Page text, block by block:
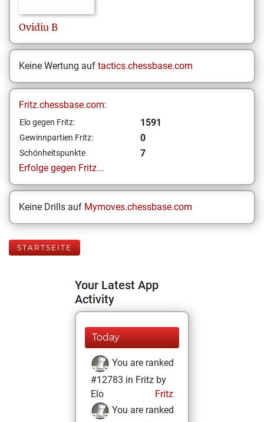
Ovidiu B
Keine Wertung auf tactics.chessbase.com
Fritz.chessbase.com:
Elo gegen Fritz: 1591
Gewinnpartien Fritz: 0
Schönheitspunkte
7
Erfolge gegen Fritz...
Keine Drills auf Mymoves.chessbase.com
STARTSEITE
Your Latest App
Activity
Today
You are ranked
#12783 in Fritz by
Elo
Fritz
You are ranked